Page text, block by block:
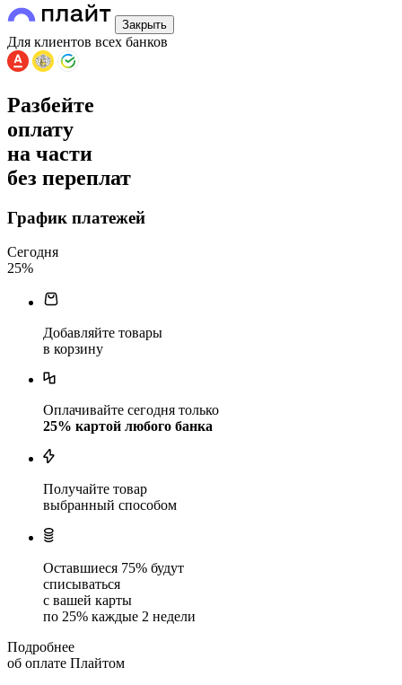
Закрыть
Для клиентов всех банков
Разбейте
оплату
на части
без переплат
График платежей
Сегодня
25%
Добавляйте товары
в корзину
Оплачивайте сегодня только
25% картой любого банка
Получайте товар
выбранный способом
Оставшиеся 75% будут
списываться
с вашей карты
по 25% каждые 2 недели
Подробнее
об оплате Плайтом